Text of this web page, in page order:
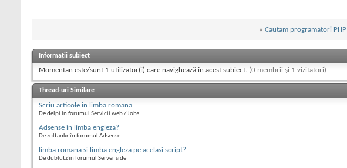
« Cautam programatori PHP
Informații subiect
Momentan este/sunt 1 utilizator(i) care navighează în acest subiect. (0 membrii și 1 vizitatori)
Thread-uri Similare
Scriu articole in limba romana
De delpi în forumul Servicii web / Jobs
Adsense in limba engleza?
De zoltankr în forumul Adsense
limba romana si limba engleza pe acelasi script?
De dublutz în forumul Server side